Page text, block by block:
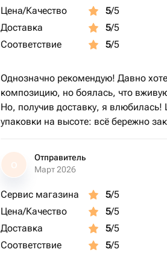
Цена/Качество 5/5
Доставка
5/5
Соответствие
5/5
Однозначно рекомендую! Давно
композицию, но боялась, что
Но, получив доставку, я
упаковки на высоте: всё бережно
О
Отправитель
Март 2026
Сервис магазина 5/5
Цена/Качество
5/5
Доставка
5/5
Соответствие
5/5